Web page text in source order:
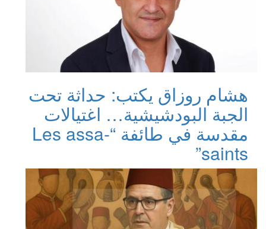
هشام روزاق يكتب: حداثة تحت
الجبة البودشيشية… اغتيالات
مقدسة في طائفة “Les assa-
saints”